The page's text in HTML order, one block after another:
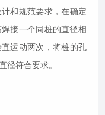
和规范要求，在确定
接一个同桩的直径相
运动两次，将桩的孔
径符合要求。